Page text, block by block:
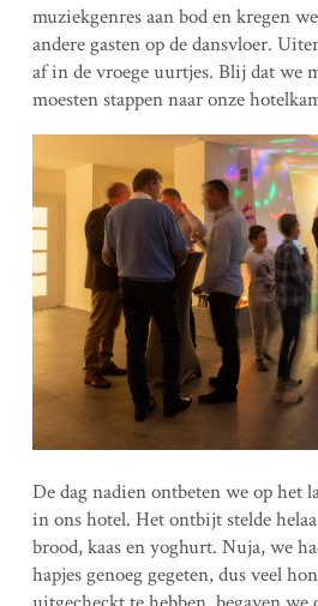
muziekgenres aan bod en kregen
andere gasten op de dansvloer.
af in de vroege uurtjes. Blij dat we
moesten stappen naar onze
De dag nadien ontbeten we op het
in ons hotel. Het ontbijt stelde
brood, kaas en yoghurt. Nuja, we
hapjes genoeg gegeten, dus veel